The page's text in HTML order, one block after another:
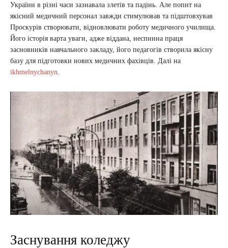
України в різні часи зазнавала злетів та падінь. Але попит на
якісний медичний персонал завжди стимулював та підштовхував
Проскурів створювати, відновлювати роботу медичного училища.
Його історія варта уваги, адже віддана, неспинна праця
засновників навчального закладу, його педагогів створила якісну
базу для підготовки нових медичних фахівців. Далі на
ikhmelnychanyn
Заснування коледжу